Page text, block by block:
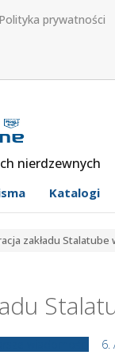
Polityka prywatności
nierdzewnych
Katalogi
zakładu Stalatube
6.